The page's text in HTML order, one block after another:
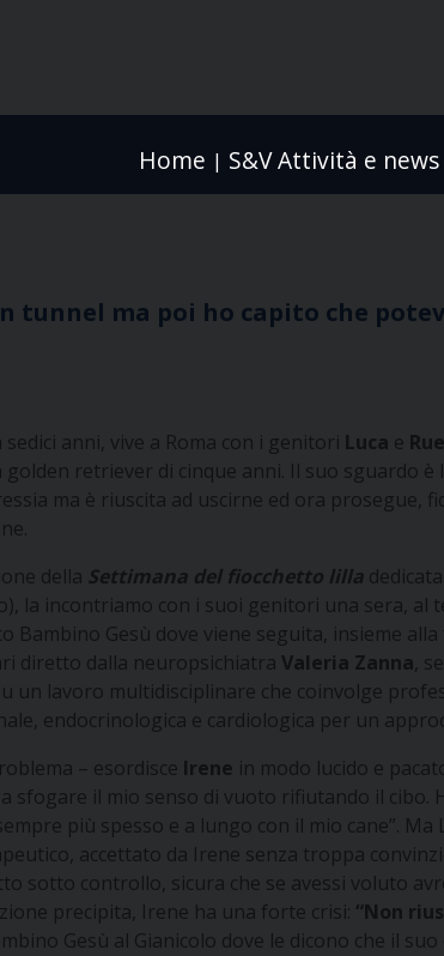
Home | S&V Attività e news
tunnel ma poi ho capito che
sedici anni, vive a Roma con i genitori Luca e
golden retriever di cinque anni. Il suo sguardo
ma è riuscita ad uscirne ed ora prosegue,
della Settimana del fiocchetto lilla
la incontriamo con i suoi genitori una sera, al
Bambino Gesù dove viene seguita, insieme
diretto dalla neuropsichiatra Valeria Zanna ,
un lavoro multidisciplinare che coinvolge
endocrinologica e cardiologica per un
– esordisce Irene in modo lucido e
sfogare il mio senso di vuoto rifiutando il
più spesso e a lungo con il mio cane”. Ma
accettato da Irene senza troppa
sotto controllo, sicura che se avessi voluto
precipita, Irene ha una forte crisi: “Non
Gesù al Gianicolo dove le dicono che il